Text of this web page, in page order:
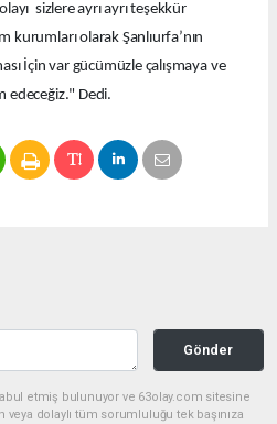
sizlere ayrı ayrı teşekkür
olarak Şanlıurfa’nın
İçin var gücümüzle çalışmaya ve
edeceğiz." Dedi.
Gönder
etmiş bulunuyor ve 63olay.com sitesine
veya dolaylı tüm sorumluluğu tek başınıza